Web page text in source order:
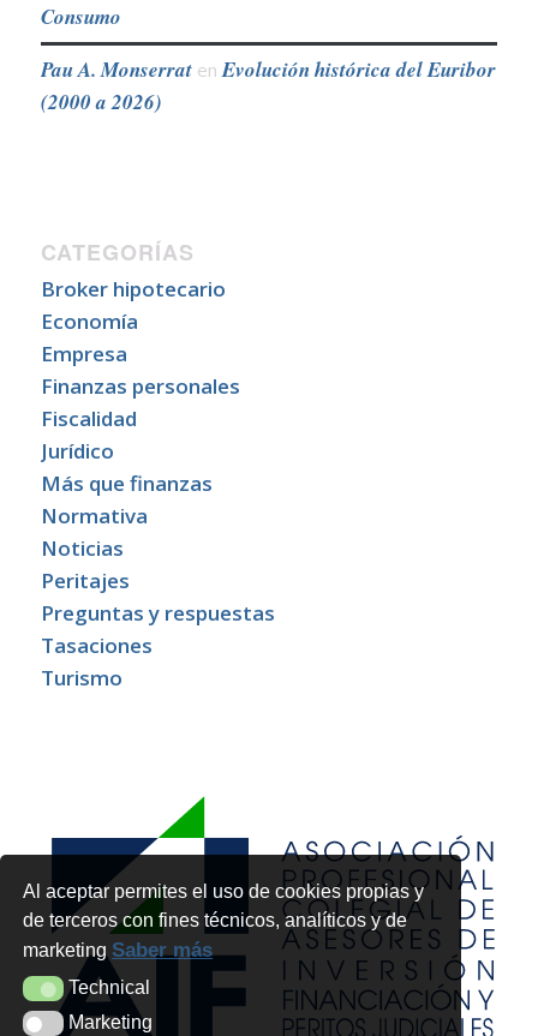
Al aceptar permites el uso de cookies propias y
de terceros con fines técnicos, analíticos y de
marketingSaber más
TechnicalTechnical
MarketingMarketing
Consumo
Pau A. Monserraten Evolución histórica del Euribor
(2000 a 2026)
CATEGORÍAS
Broker hipotecario
Economía
Empresa
Finanzas personales
Fiscalidad
Jurídico
Más que finanzas
Normativa
Noticias
Peritajes
Preguntas y respuestas
Tasaciones
Turismo